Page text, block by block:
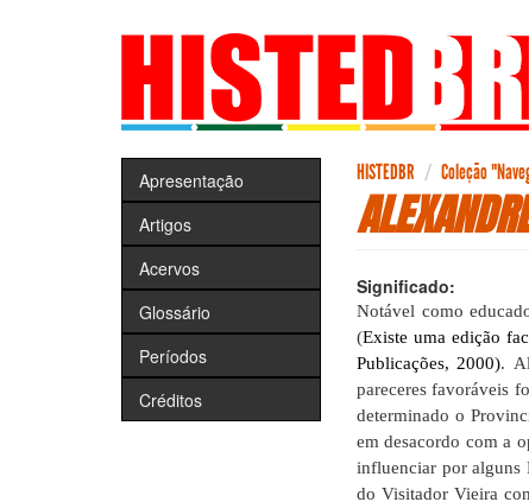
Apresentação
Artigos
Acervos
Glossário
Períodos
Créditos
HISTEDBR Coleção
Significado:
Notável como
(Existe uma edição
Publicações, 2000).
pareceres favoráveis
determinado o
em desacordo com a
influenciar por alguns
do Visitador Vieira